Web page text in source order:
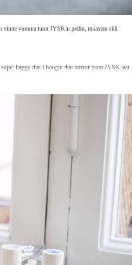
viime vuonna tuon JYSKin peilin, rakastan sitä
happy that I bought that mirror from JYSK last